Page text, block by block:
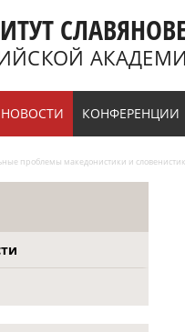
НОВОСТИ КОНФЕРЕНЦИИ
проблемы македонистики и